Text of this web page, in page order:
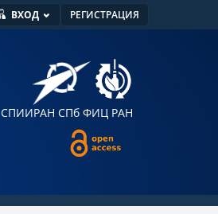
РЕГИСТРАЦИЯ
ВХОД
СПИИРАН СПб ФИЦ РАН